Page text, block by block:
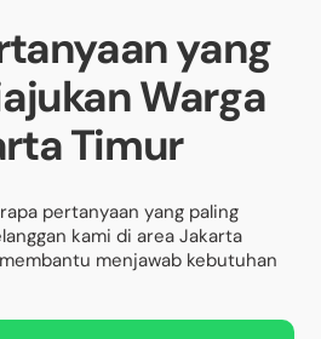
yang
Warga
Timur
pertanyaan yang paling
kami di area Jakarta
menjawab kebutuhan